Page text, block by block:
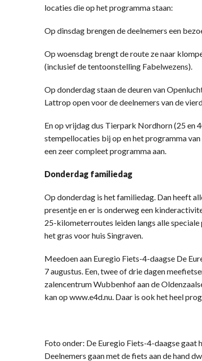
locaties die op het programma staan:
Op dinsdag brengen de deelnemers een
Op woensdag brengt de route ze naar
(inclusief de tentoonstelling Fabelwezens).
Op donderdag staan de deuren van
Lattrop open voor de deelnemers van de
En op vrijdag dus Tierpark Nordhorn (25 en
stempellocaties bij op en het programma
een zeer compleet programma aan.
Donderdag familiedag
Op donderdag is het familiedag. Dan heeft
presentje en er is onderweg een
25-kilometerroutes leiden langs alle
het gras voor huis Singraven.
Meedoen aan Euregio Fiets-4-daagse De
7 augustus. Een, twee of drie dagen
zalencentrum Wubbenhof aan de
kan op www.e4d.nu. Daar is ook het heel
Foto onder: De Euregio Fiets-4-daagse
Deelnemers gaan met de fiets aan de hand